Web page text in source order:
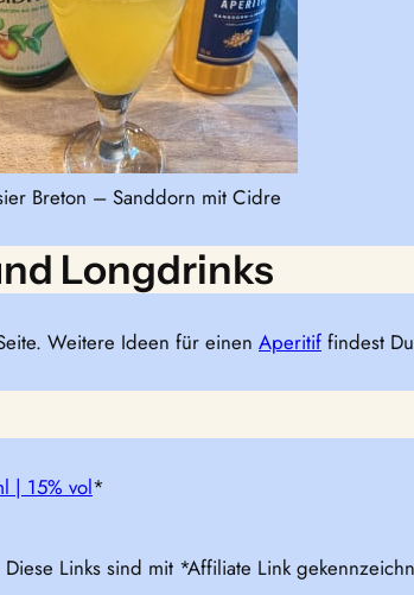
Breton – Sanddorn mit Cidre
Longdrinks
Weitere Ideen für einen Aperitif findest
| 15% vol*
Links sind mit *Affiliate Link